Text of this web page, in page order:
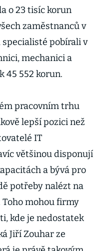
o 23 tisíc korun
zaměstnanců v
specialisté pobírali v
mechanici a
45 552 korun.
pracovním trhu
lepší pozici než
IT
většinou disponují
a bývá pro
potřeby nalézt na
mohou firmy
kde je nedostatek
Jiří Zouhar ze